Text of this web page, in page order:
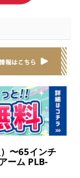
〜65インチ
ーム PLB-